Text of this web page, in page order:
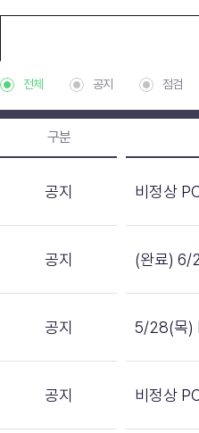
전체 공지 점검
구분
공지 비정상
공지 (완료) 6/
공지 5/28(목)
공지 비정상